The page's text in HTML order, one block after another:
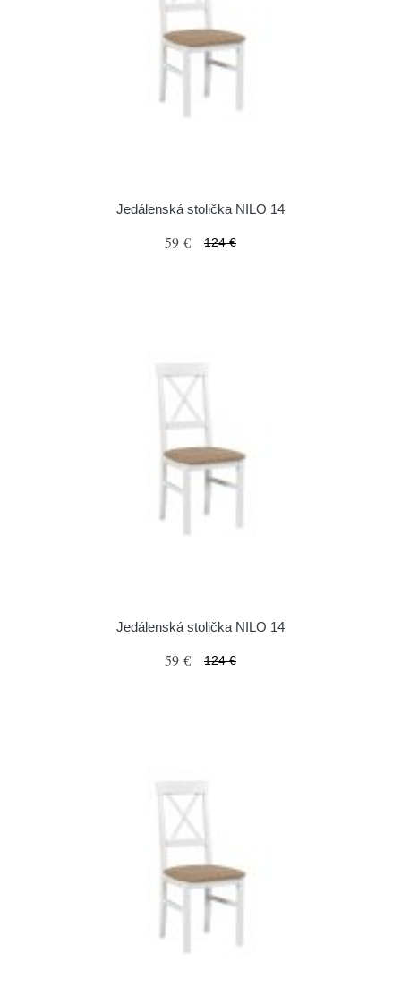
Jedálenská stolička NILO 14
59 € 124 €
Jedálenská stolička NILO 14
59 € 124 €